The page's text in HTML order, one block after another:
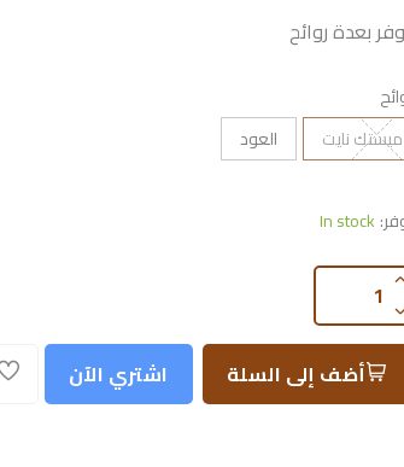
بعدة روائح
ميستك نايت
العود
In stock
أضف إلى السلة اشتري الآن